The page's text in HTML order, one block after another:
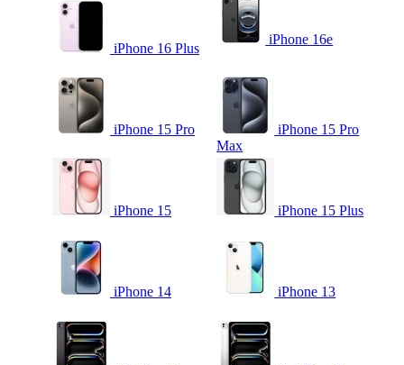
iPhone 16 Plus
iPhone 16e
iPhone 15 Pro
iPhone 15 Pro
Max
iPhone 15 iPhone 15 Plus
iPhone 14 iPhone 13